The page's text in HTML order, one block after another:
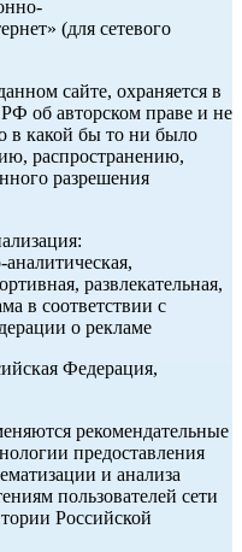
(для сетевого
сайте, охраняется в
РФ об авторском праве и не
в какой бы то ни было
распространению,
разрешения
развлекательная,
в соответствии с
о рекламе
Федерация,
рекомендательные
предоставления
и анализа
пользователей сети
Российской